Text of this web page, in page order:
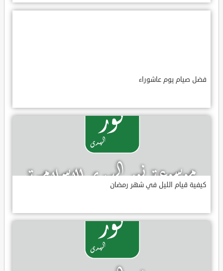
فضل صيام يوم عاشوراء
كيفية قيام الليل في شهر رمضان